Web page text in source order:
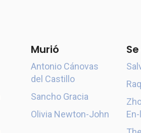
Murió
Antonio Cánovas
del Castillo
Sancho Gracia
Olivia Newton-John